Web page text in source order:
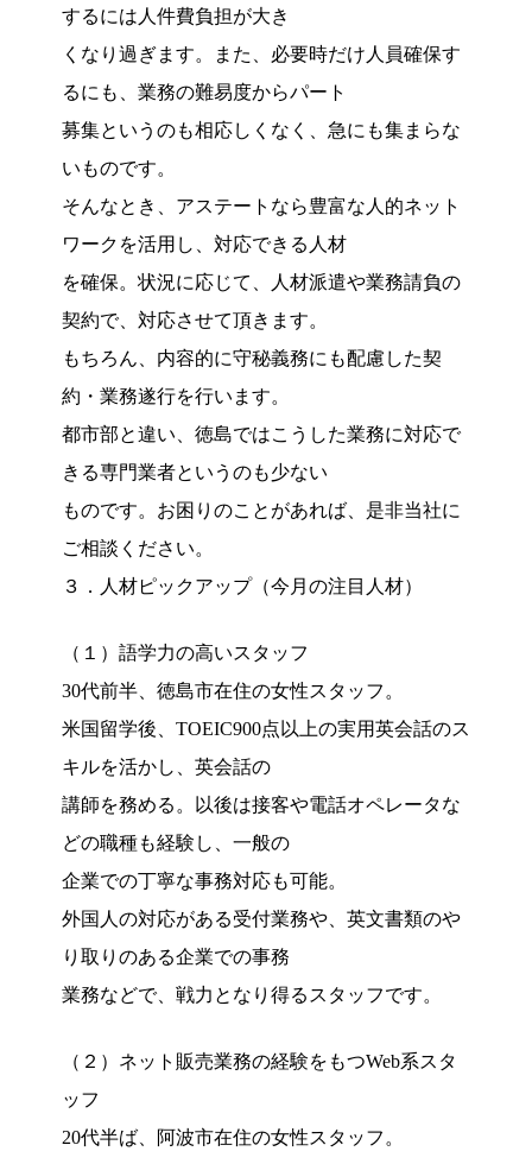
するには人件費負担が大き
くなり過ぎます。また、必要時だけ人員確保す
るにも、業務の難易度からパート
募集というのも相応しくなく、急にも集まらな
いものです。
そんなとき、アステートなら豊富な人的ネット
ワークを活用し、対応できる人材
を確保。状況に応じて、人材派遣や業務請負の
契約で、対応させて頂きます。
もちろん、内容的に守秘義務にも配慮した契
約・業務遂行を行います。
都市部と違い、徳島ではこうした業務に対応で
きる専門業者というのも少ない
ものです。お困りのことがあれば、是非当社に
ご相談ください。
３．人材ピックアップ（今月の注目人材）
（１）語学力の高いスタッフ
30代前半、徳島市在住の女性スタッフ。
米国留学後、TOEIC900点以上の実用英会話のス
キルを活かし、英会話の
講師を務める。以後は接客や電話オペレータな
どの職種も経験し、一般の
企業での丁寧な事務対応も可能。
外国人の対応がある受付業務や、英文書類のや
り取りのある企業での事務
業務などで、戦力となり得るスタッフです。
（２）ネット販売業務の経験をもつWeb系スタ
ッフ
20代半ば、阿波市在住の女性スタッフ。